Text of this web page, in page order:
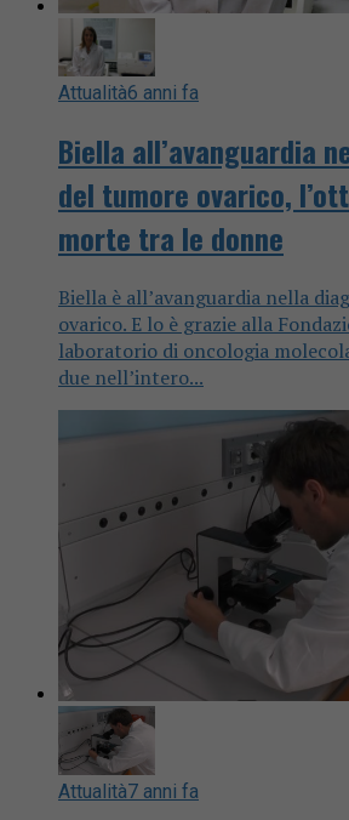
Attualità6 anni fa
Biella all’avanguardia
del tumore ovarico,
morte tra le donne
Biella è all’avanguardia nella
ovarico. E lo è grazie alla
laboratorio di oncologia
due nell’intero...
Attualità7 anni fa